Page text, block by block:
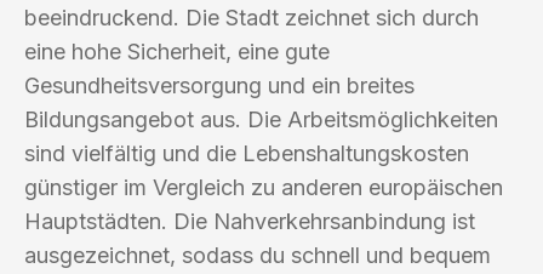
beeindruckend. Die Stadt zeichnet sich durch
eine hohe Sicherheit, eine gute
Gesundheitsversorgung und ein breites
Bildungsangebot aus. Die Arbeitsmöglichkeiten
sind vielfältig und die Lebenshaltungskosten
günstiger im Vergleich zu anderen europäischen
Hauptstädten. Die Nahverkehrsanbindung ist
ausgezeichnet, sodass du schnell und bequem